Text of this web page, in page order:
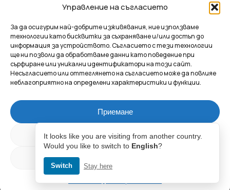
Управление на съгласието
За да осигурим най-добрите изживявания, ние използваме
технологии като бисквитки за съхраняване и/или достъп до
информация за устройството. Съгласието с тези технологии
ще ни позволи да обработваме данни като поведение при
сърфиране или уникални идентификатори на този сайт.
Несъгласието или оттеглянето на съгласието може да повлияе
неблагоприятно на определени характеристики и функции.
Приемане
Отказ
Междинна сума:
ПРЕГЛЕД
НАЧАЛО
ЗА НАС
МАГАЗИНЪТ
КОНТАКТ
КОЛЕКЦИИ
КОЛИЕТА
ГРИВНИ
ВИСУЛКИ
ОБЕЦИ
АКСЕСОАРИ
ПОВЕРИТЕЛНОСТ
УСЛОВИЯ
Luxury Racket Club
Създадено с 🖤 от
It looks like you are visiting from another country.
Would you like to switch to English?
Switch Stay here